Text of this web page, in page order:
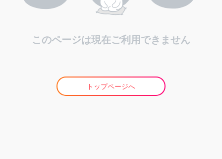
このページは現在ご利用できません